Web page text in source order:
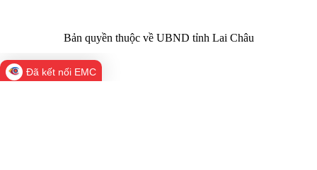
Bản quyền thuộc về UBND tỉnh Lai Châu
Đã kết nối EMC